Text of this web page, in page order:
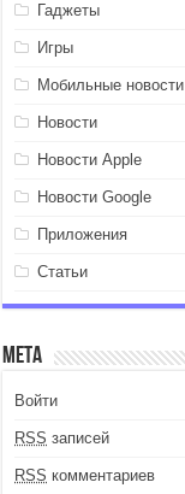
Гаджеты
Игры
Мобильные новости
Новости
Новости Apple
Новости Google
Приложения
Статьи
Мета
Войти
RSS записей
RSS комментариев